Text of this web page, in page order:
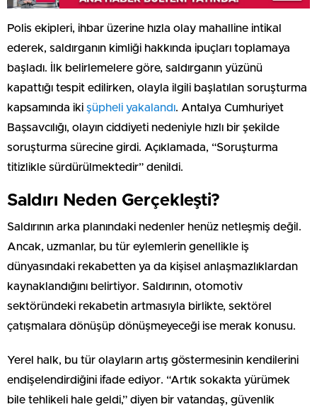
Polis ekipleri, ihbar üzerine hızla olay mahalline intikal
ederek, saldırganın kimliği hakkında ipuçları toplamaya
başladı. İlk belirlemelere göre, saldırganın yüzünü
kapattığı tespit edilirken, olayla ilgili başlatılan soruşturma
kapsamında iki şüpheli yakalandı. Antalya Cumhuriyet
Başsavcılığı, olayın ciddiyeti nedeniyle hızlı bir şekilde
soruşturma sürecine girdi. Açıklamada, “Soruşturma
titizlikle sürdürülmektedir” denildi.
Saldırı Neden Gerçekleşti?
Saldırının arka planındaki nedenler henüz netleşmiş değil.
Ancak, uzmanlar, bu tür eylemlerin genellikle iş
dünyasındaki rekabetten ya da kişisel anlaşmazlıklardan
kaynaklandığını belirtiyor. Saldırının, otomotiv
sektöründeki rekabetin artmasıyla birlikte, sektörel
çatışmalara dönüşüp dönüşmeyeceği ise merak konusu.
Yerel halk, bu tür olayların artış göstermesinin kendilerini
endişelendirdiğini ifade ediyor. “Artık sokakta yürümek
bile tehlikeli hale geldi,” diyen bir vatandaş, güvenlik